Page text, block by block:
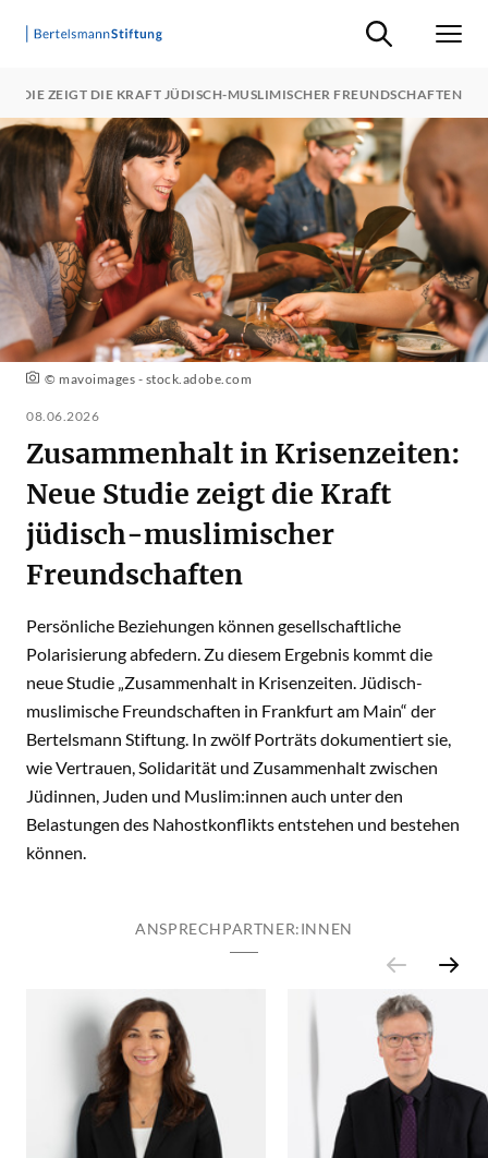
Suche ein-/
ZEIGT DIE KRAFT JÜDISCH-MUSLIMISCHER FREUNDSCHAFTEN
© mavoimages - stock.adobe.com
08.06.2026
Zusammenhalt in Krisenzeiten:
Neue Studie zeigt die Kraft
jüdisch-muslimischer
Freundschaften
Persönliche Beziehungen können gesellschaftliche
Polarisierung abfedern. Zu diesem Ergebnis kommt die
neue Studie „Zusammenhalt in Krisenzeiten. Jüdisch-
muslimische Freundschaften in Frankfurt am Main“ der
Bertelsmann Stiftung. In zwölf Porträts dokumentiert sie,
wie Vertrauen, Solidarität und Zusammenhalt zwischen
Jüdinnen, Juden und Muslim:innen auch unter den
Belastungen des Nahostkonflikts entstehen und bestehen
können.
ANSPRECHPARTNER:INNEN